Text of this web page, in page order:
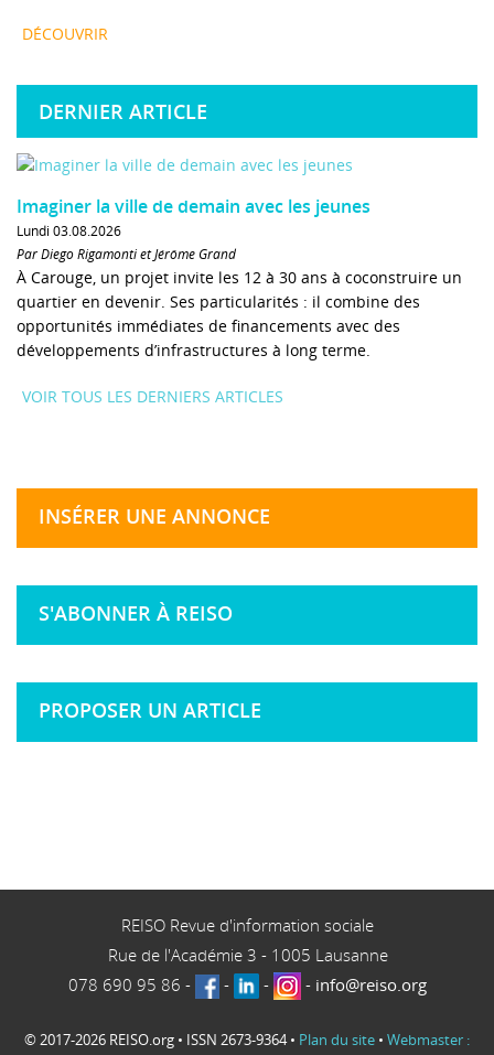
DÉCOUVRIR
DERNIER ARTICLE
Imaginer la ville de demain avec les jeunes
Lundi 03.08.2026
Par Diego Rigamonti et Jérôme Grand
À Carouge, un projet invite les 12 à 30 ans à coconstruire un
quartier en devenir. Ses particularités : il combine des
opportunités immédiates de financements avec des
développements d’infrastructures à long terme.
VOIR TOUS LES DERNIERS ARTICLES
INSÉRER UNE ANNONCE
S'ABONNER À REISO
PROPOSER UN ARTICLE
REISO Revue d'information sociale
Rue de l'Académie 3 - 1005 Lausanne
078 690 95 86 - - - - info@reiso.org
© 2017-2026 REISO.org • ISSN 2673-9364 • Plan du site • Webmaster :